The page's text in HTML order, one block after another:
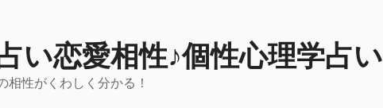
い恋愛相性♪個性心理学占い
相性がくわしく分かる！